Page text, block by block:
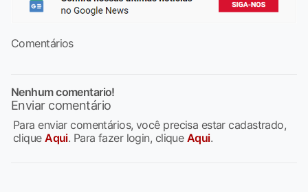
Comentários
Nenhum comentario!
Enviar comentário
Para enviar comentários, você precisa estar cadastrado,
cliqueAqui. Para fazer login, clique Aqui.